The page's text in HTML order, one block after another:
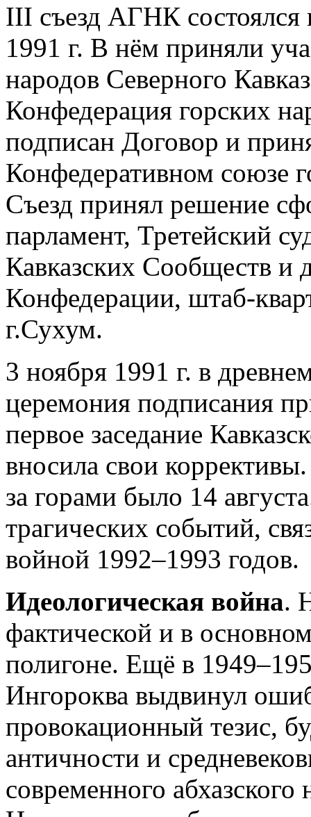
III съезд АГНК состоялся
1991 г. В нём приняли
народов Северного
Конфедерация горских
подписан Договор и
Конфедеративном союзе
Съезд принял решение
парламент, Третейский
Кавказских Сообществ и
Конфедерации, штаб-
г.Сухум.
3 ноября 1991 г. в
церемония подписания
первое заседание
вносила свои
за горами было 14
трагических событий,
войной 1992–1993 годов.
Идеологическая война.
фактической и в
полигоне. Ещё в
Ингороква выдвинул
провокационный тезис,
античности и
современного